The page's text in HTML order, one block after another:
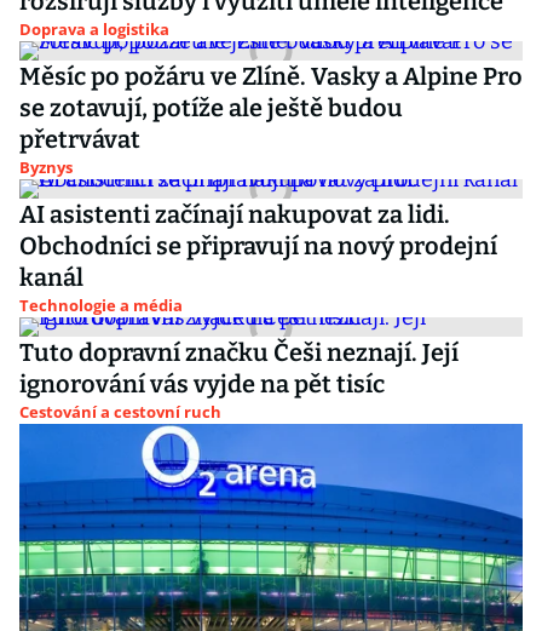
Doprava a logistika
Měsíc po požáru ve Zlíně. Vasky a Alpine Pro
se zotavují, potíže ale ještě budou
přetrvávat
Byznys
AI asistenti začínají nakupovat za lidi.
Obchodníci se připravují na nový prodejní
kanál
Technologie a média
Tuto dopravní značku Češi neznají. Její
ignorování vás vyjde na pět tisíc
Cestování a cestovní ruch